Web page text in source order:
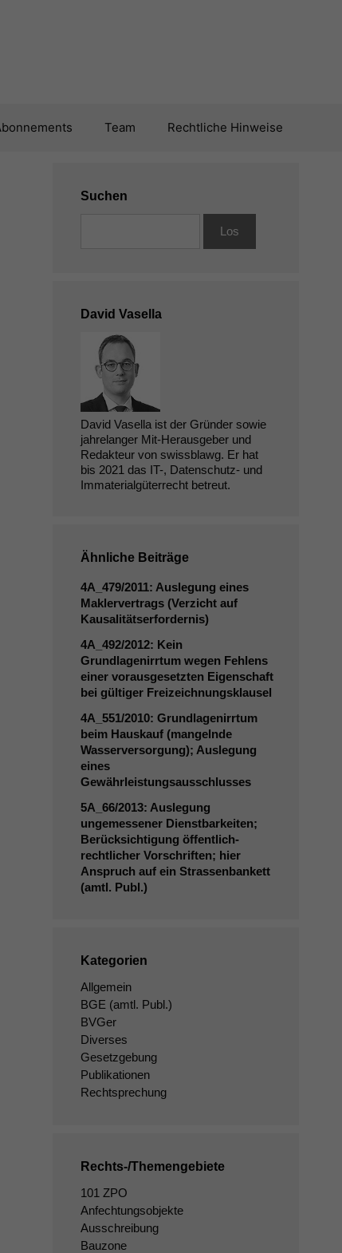
Team Rechtliche Hinweise
Suchen
David Vasella
David Vasella ist der Gründer sowie
jahrelanger Mit-Herausgeber und
Redakteur von swissblawg. Er hat
bis 2021 das IT-, Datenschutz- und
Immaterialgüterrecht betreut.
Ähnliche Beiträge
4A_479/2011: Auslegung eines
Maklervertrags (Verzicht auf
Kausalitätserfordernis)
4A_492/2012: Kein
Grundlagenirrtum wegen Fehlens
einer vorausgesetzten Eigenschaft
bei gültiger Freizeichnungsklausel
4A_551/2010: Grundlagenirrtum
beim Hauskauf (mangelnde
Wasserversorgung); Auslegung
eines
Gewährleistungsausschlusses
5A_66/2013: Auslegung
ungemessener Dienstbarkeiten;
Berücksichtigung öffentlich-
rechtlicher Vorschriften; hier
Anspruch auf ein Strassenbankett
(amtl. Publ.)
Kategorien
Allgemein
BGE (amtl. Publ.)
BVGer
Diverses
Gesetzgebung
Publikationen
Rechtsprechung
Rechts-/Themengebiete
101 ZPO
Anfechtungsobjekte
Ausschreibung
Bauzone